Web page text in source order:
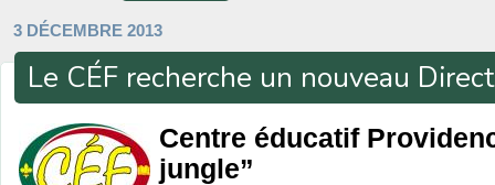
3 DÉCEMBRE 2013
Le CÉF recherche un nouveau
Centre éducatif
jungle”